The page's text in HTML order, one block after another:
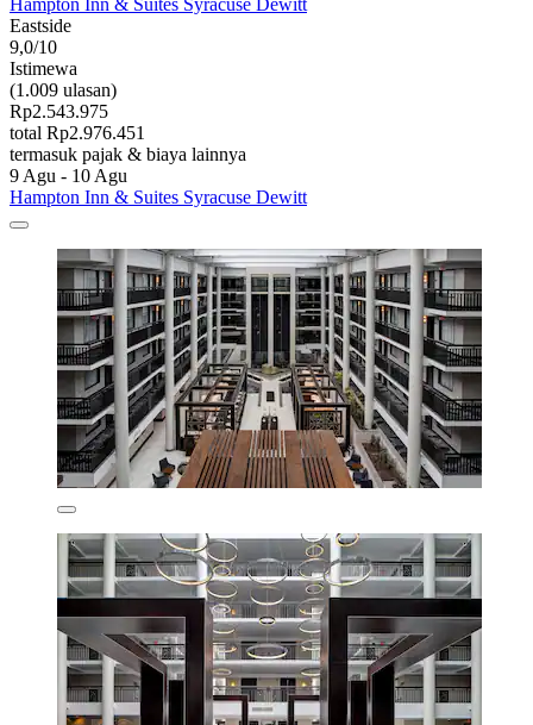
Hampton Inn & Suites Syracuse Dewitt
Eastside
9,0/10
Istimewa
(1.009 ulasan)
Rp2.543.975
total Rp2.976.451
termasuk pajak & biaya lainnya
9 Agu - 10 Agu
Hampton Inn & Suites Syracuse Dewitt